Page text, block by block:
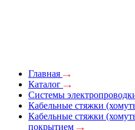
Главная
Каталог
Системы
Кабельные стяжки
Кабельные стяжки
покрытием